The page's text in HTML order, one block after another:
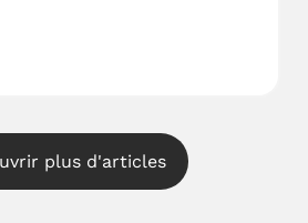
plus d'articles